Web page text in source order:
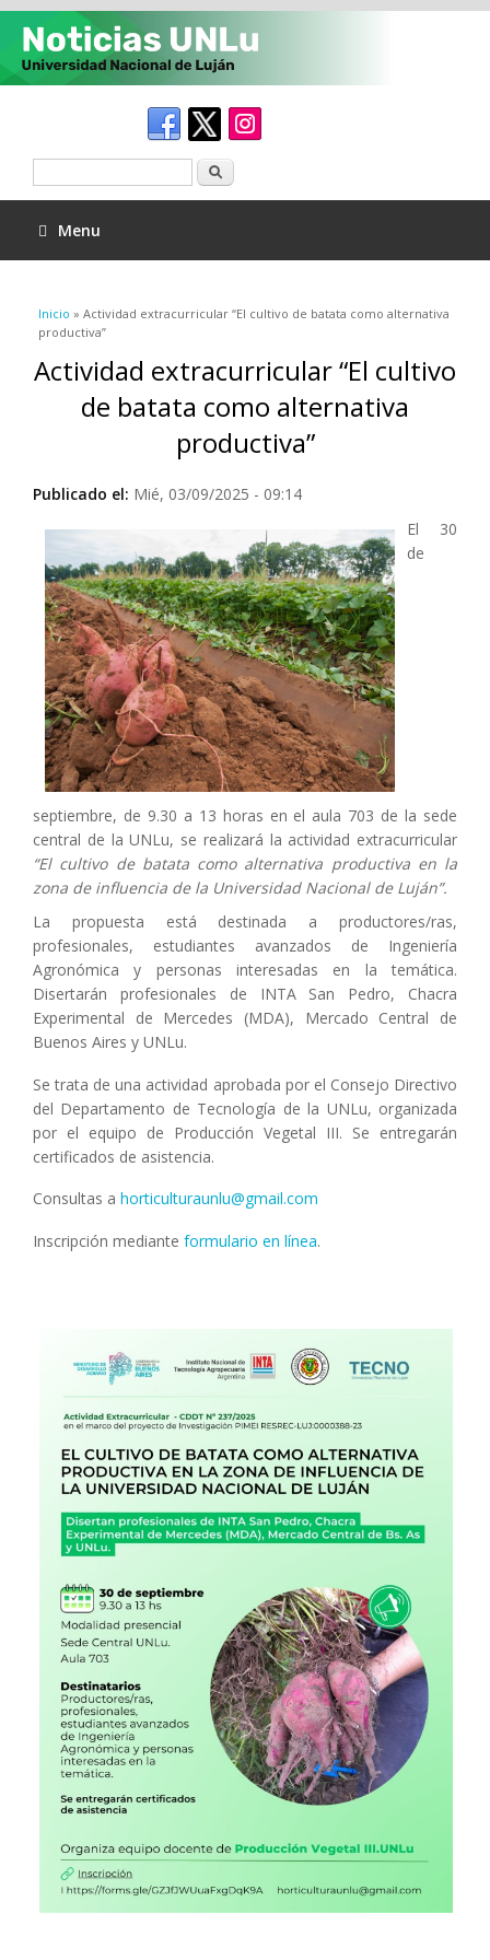
Menu
Se encuentra usted aquí
Inicio » Actividad extracurricular “El cultivo de batata como alternativa
productiva”
Actividad extracurricular “El cultivo
de batata como alternativa
productiva”
Publicado el: Mié, 03/09/2025 - 09:14
El 30
de
septiembre, de 9.30 a 13 horas en el aula 703 de la sede
central de la UNLu, se realizará la actividad extracurricular
“El cultivo de batata como alternativa productiva en la
zona de influencia de la Universidad Nacional de Luján”.
La propuesta está destinada a productores/ras,
profesionales, estudiantes avanzados de Ingeniería
Agronómica y personas interesadas en la temática.
Disertarán profesionales de INTA San Pedro, Chacra
Experimental de Mercedes (MDA), Mercado Central de
Buenos Aires y UNLu.
Se trata de una actividad aprobada por el Consejo Directivo
del Departamento de Tecnología de la UNLu, organizada
por el equipo de Producción Vegetal III. Se entregarán
certificados de asistencia.
Consultas a horticulturaunlu@gmail.com
Inscripción mediante formulario en línea.